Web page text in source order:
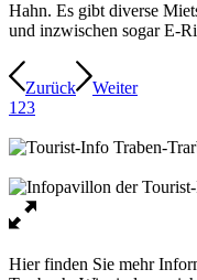
Hahn. Es gibt diverse
und inzwischen sogar E-
Zurück
Weiter
1 23
Hier finden Sie mehr